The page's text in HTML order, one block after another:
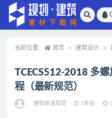
当前位置： 首页 建筑设计
TCECS512-2018 多
程（最新规范）
建筑频道规范 5年前
全部